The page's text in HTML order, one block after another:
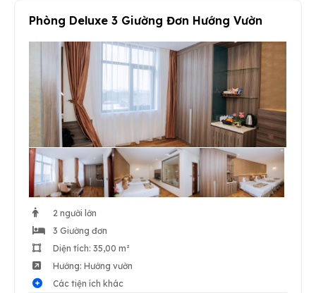
Phòng Deluxe 3 Giường Đơn Hướng Vườn
2 người lớn
3 Giường đơn
Diện tích: 35,00 m²
Hướng: Hướng vườn
Các tiện ích khác